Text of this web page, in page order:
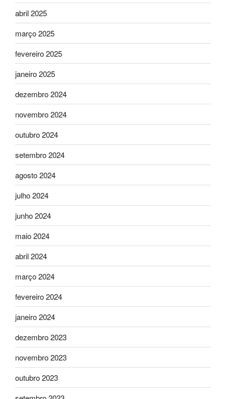
abril 2025
março 2025
fevereiro 2025
janeiro 2025
dezembro 2024
novembro 2024
outubro 2024
setembro 2024
agosto 2024
julho 2024
junho 2024
maio 2024
abril 2024
março 2024
fevereiro 2024
janeiro 2024
dezembro 2023
novembro 2023
outubro 2023